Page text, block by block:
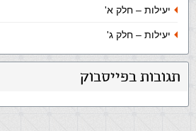
יעילות – חלק א'
יעילות – חלק ג'
תגובות בפייסבוק